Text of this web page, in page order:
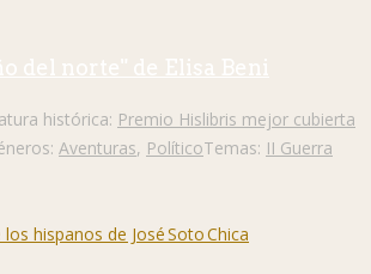
del norte" de Elisa Beni
histórica: Premio Hislibris mejor cubierta
Aventuras, PolíticoTemas: II Guerra